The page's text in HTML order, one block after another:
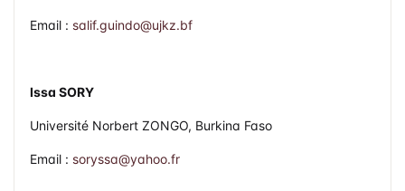
Email : salif.guindo@ujkz.bf
Issa SORY
Université Norbert ZONGO, Burkina Faso
Email : soryssa@yahoo.fr